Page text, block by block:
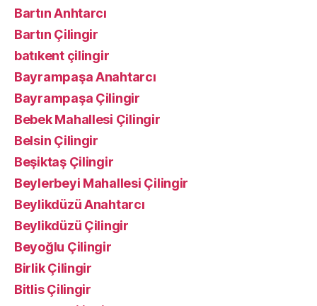
Bartın Anhtarcı
Bartın Çilingir
batıkent çilingir
Bayrampaşa Anahtarcı
Bayrampaşa Çilingir
Bebek Mahallesi Çilingir
Belsin Çilingir
Beşiktaş Çilingir
Beylerbeyi Mahallesi Çilingir
Beylikdüzü Anahtarcı
Beylikdüzü Çilingir
Beyoğlu Çilingir
Birlik Çilingir
Bitlis Çilingir